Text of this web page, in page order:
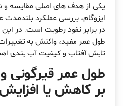
یکی از هدف های اصلی مقایسه و
ایزوگام، بررسی عملکرد
در برابر نفوذ رطوبت است. در
طول عمر مفید، واکنش به تغییرات
تابش آفتاب و کیفیت آب بندی
طول عمر قیرگونی
بر کاهش یا